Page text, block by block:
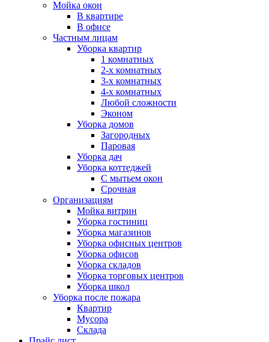
Мойка окон
В квартире
В офисе
Частным лицам
Уборка квартир
1 комнатных
2-х комнатных
3-х комнатных
4-х комнатных
Любой сложности
Эконом
Уборка домов
Загородных
Паровая
Уборка дач
Уборка коттеджей
С мытьем окон
Срочная
Организациям
Мойка витрин
Уборка гостиниц
Уборка магазинов
Уборка офисных центров
Уборка офисов
Уборка складов
Уборка торговых центров
Уборка школ
Уборка после пожара
Квартир
Мусора
Склада